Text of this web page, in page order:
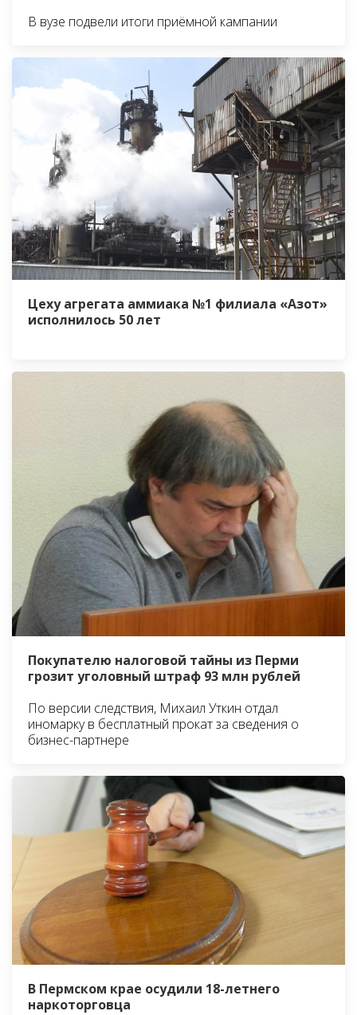
В вузе подвели итоги приёмной кампании
Цеху агрегата аммиака №1 филиала «Азот»
исполнилось 50 лет
Покупателю налоговой тайны из Перми
грозит уголовный штраф 93 млн рублей
По версии следствия, Михаил Уткин отдал
иномарку в бесплатный прокат за сведения о
бизнес-партнере
В Пермском крае осудили 18-летнего
наркоторговца